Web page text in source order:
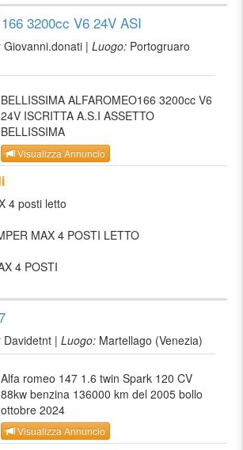
3200cc V6 24V ASI
Giovanni.donati | Luogo: Portogruaro
BELLISSIMA ALFAROMEO166 3200cc V6
24V ISCRITTA A.S.I ASSETTO
BELLISSIMA
Visualizza Annuncio
4 posti letto
MAX 4 POSTI LETTO
4 POSTI
Davidetnt | Luogo: Martellago (Venezia)
Alfa romeo 147 1.6 twin Spark 120 CV
88kw benzina 136000 km del 2005 bollo
ottobre 2024
Visualizza Annuncio